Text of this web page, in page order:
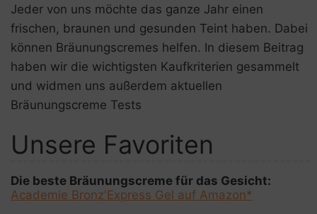
Jeder von uns möchte das ganze Jahr einen
frischen, braunen und gesunden Teint haben. Dabei
können Bräunungscremes helfen. In diesem Beitrag
haben wir die wichtigsten Kaufkriterien gesammelt
und widmen uns außerdem aktuellen
Bräunungscreme Tests
Unsere Favoriten
Die beste Bräunungscreme für das Gesicht:
Academie Bronz'Express Gel auf Amazon*